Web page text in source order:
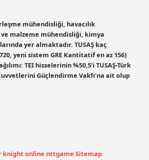
mühendisliği, havacılık
malzeme mühendisliği, kimya
yer almaktadır. TUSAŞ kaç
yeni sistem GRE Kantitatif en az 156)
TEI hisselerinin %50,5’i TUSAŞ-Türk
Kuvvetlerini Güçlendirme Vakfı’na ait olup
knight online nttgame Sitemap